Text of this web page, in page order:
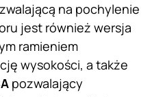
na pochylenie
jest również wersja
ramieniem
wysokości, a także
pozwalający